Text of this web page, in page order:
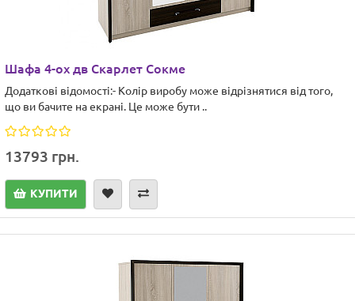
Шафа 4-ох дв Скарлет Сокме
Додаткові відомості:- Колір виробу може відрізнятися від того,
що ви бачите на екрані. Це може бути ..
13793 грн.
КУПИТИ